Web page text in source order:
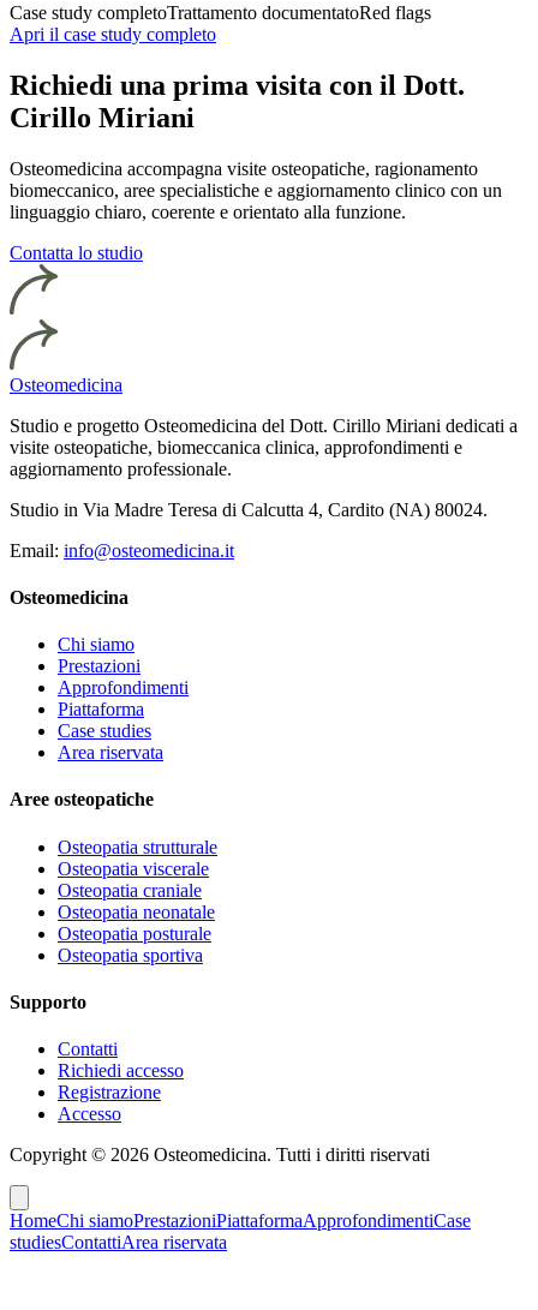
Case study completoTrattamento documentatoRed flags
Apri il case study completo
Richiedi una prima visita con il Dott.
Cirillo Miriani
Osteomedicina accompagna visite osteopatiche, ragionamento
biomeccanico, aree specialistiche e aggiornamento clinico con un
linguaggio chiaro, coerente e orientato alla funzione.
Contatta lo studio
Osteomedicina
Studio e progetto Osteomedicina del Dott. Cirillo Miriani dedicati a
visite osteopatiche, biomeccanica clinica, approfondimenti e
aggiornamento professionale.
Studio in Via Madre Teresa di Calcutta 4, Cardito (NA) 80024.
Email: info@osteomedicina.it
Osteomedicina
Chi siamo
Prestazioni
Approfondimenti
Piattaforma
Case studies
Area riservata
Aree osteopatiche
Osteopatia strutturale
Osteopatia viscerale
Osteopatia craniale
Osteopatia neonatale
Osteopatia posturale
Osteopatia sportiva
Supporto
Contatti
Richiedi accesso
Registrazione
Accesso
Copyright © 2026 Osteomedicina. Tutti i diritti riservati
HomeChi siamoPrestazioniPiattaformaApprofondimentiCase
studiesContattiArea riservata